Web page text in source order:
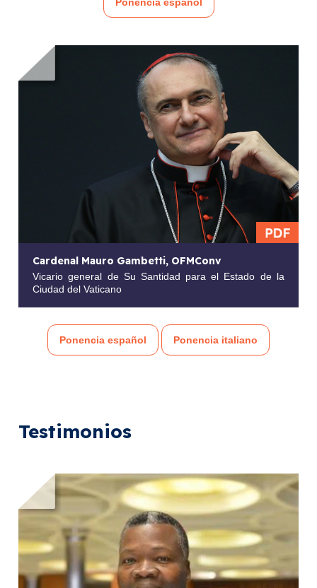
Cardenal Mauro Gambetti, OFMConv
Vicario general de Su Santidad para el Estado de la
Ciudad del Vaticano
Ponencia español Ponencia italiano
Testimonios